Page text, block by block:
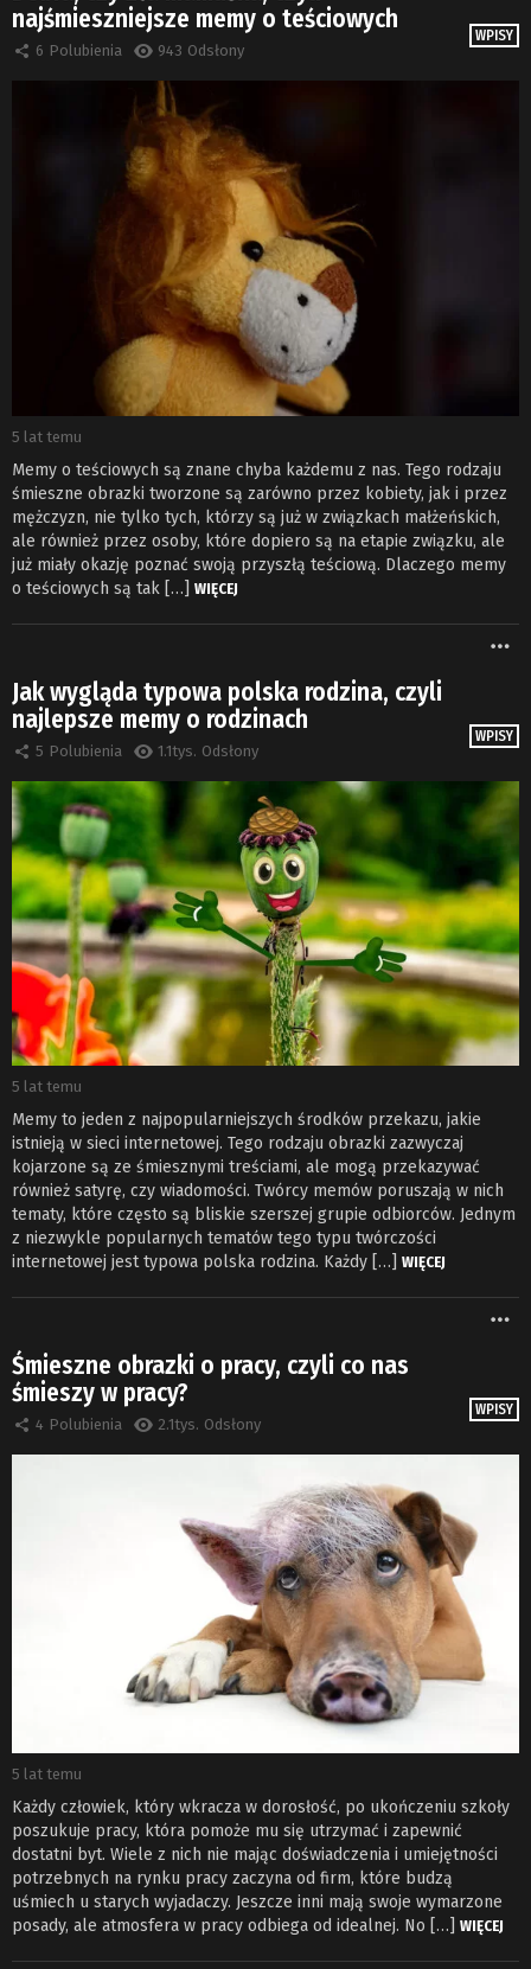
WPISY
najśmieszniejsze memy o teściowych
6 Polubienia 943 Odsłony
5 lat temu
Memy o teściowych są znane chyba każdemu z nas. Tego rodzaju
śmieszne obrazki tworzone są zarówno przez kobiety, jak i przez
mężczyzn, nie tylko tych, którzy są już w związkach małżeńskich,
ale również przez osoby, które dopiero są na etapie związku, ale
już miały okazję poznać swoją przyszłą teściową. Dlaczego memy
o teściowych są tak […] WIĘCEJ
WPISY
Jak wygląda typowa polska rodzina, czyli
najlepsze memy o rodzinach
5 Polubienia 1.1tys. Odsłony
5 lat temu
Memy to jeden z najpopularniejszych środków przekazu, jakie
istnieją w sieci internetowej. Tego rodzaju obrazki zazwyczaj
kojarzone są ze śmiesznymi treściami, ale mogą przekazywać
również satyrę, czy wiadomości. Twórcy memów poruszają w nich
tematy, które często są bliskie szerszej grupie odbiorców. Jednym
z niezwykle popularnych tematów tego typu twórczości
internetowej jest typowa polska rodzina. Każdy […] WIĘCEJ
WPISY
Śmieszne obrazki o pracy, czyli co nas
śmieszy w pracy?
4 Polubienia 2.1tys. Odsłony
5 lat temu
Każdy człowiek, który wkracza w dorosłość, po ukończeniu szkoły
poszukuje pracy, która pomoże mu się utrzymać i zapewnić
dostatni byt. Wiele z nich nie mając doświadczenia i umiejętności
potrzebnych na rynku pracy zaczyna od firm, które budzą
uśmiech u starych wyjadaczy. Jeszcze inni mają swoje wymarzone
posady, ale atmosfera w pracy odbiega od idealnej. No […] WIĘCEJ